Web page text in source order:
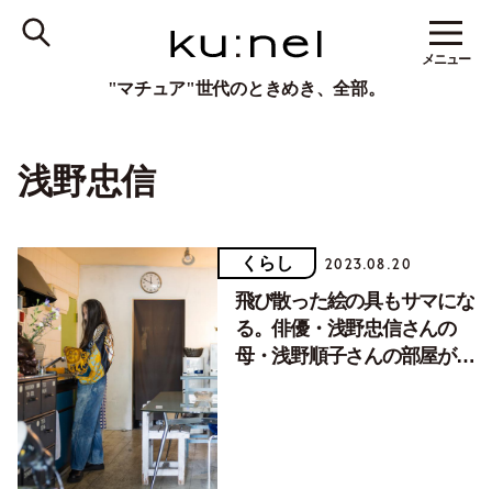
"マチュア"世代のときめき、全部。
メニュー
浅野忠信
くらし 2023.08.20
飛び散った絵の具もサマにな
る。俳優・浅野忠信さんの
母・浅野順子さんの部屋が素